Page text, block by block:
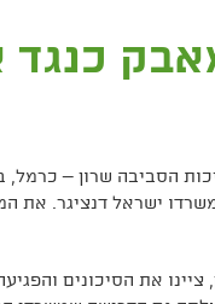
ערים לאיכות הסביבה שרון
ישראל דנציגר. את
את הסיכונים